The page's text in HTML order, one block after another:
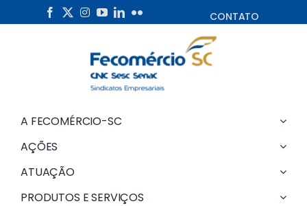
to
CONTATO
A FECOMÉRCIO-SC
AÇÕES
ATUAÇÃO
PRODUTOS E SERVIÇOS